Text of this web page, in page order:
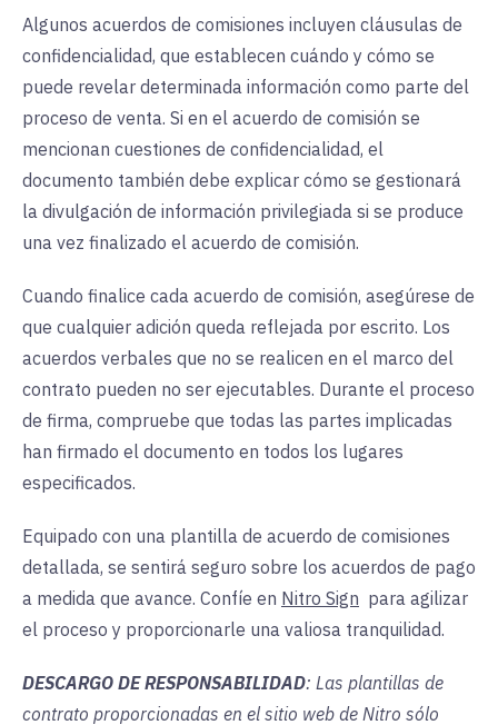
Algunos acuerdos de comisiones incluyen cláusulas de
confidencialidad, que establecen cuándo y cómo se
puede revelar determinada información como parte del
proceso de venta. Si en el acuerdo de comisión se
mencionan cuestiones de confidencialidad, el
documento también debe explicar cómo se gestionará
la divulgación de información privilegiada si se produce
una vez finalizado el acuerdo de comisión.
Cuando finalice cada acuerdo de comisión, asegúrese de
que cualquier adición queda reflejada por escrito. Los
acuerdos verbales que no se realicen en el marco del
contrato pueden no ser ejecutables. Durante el proceso
de firma, compruebe que todas las partes implicadas
han firmado el documento en todos los lugares
especificados.
Equipado con una plantilla de acuerdo de comisiones
detallada, se sentirá seguro sobre los acuerdos de pago
a medida que avance. Confíe en Nitro Sign para agilizar
el proceso y proporcionarle una valiosa tranquilidad.
DESCARGO DE RESPONSABILIDAD: Las plantillas de
contrato proporcionadas en el sitio web de Nitro sólo